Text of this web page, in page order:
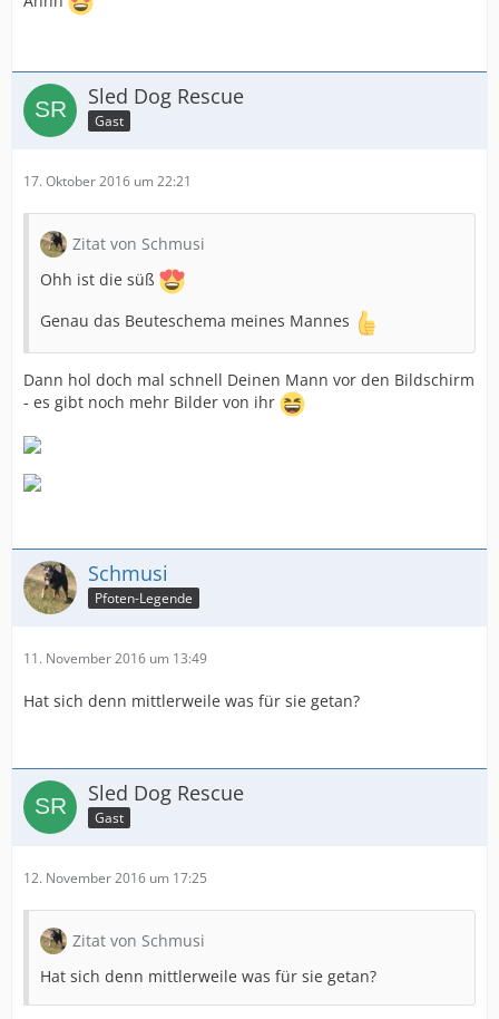
Sled Dog Rescue
Gast
17. Oktober 2016 um 22:21
Zitat von Schmusi
Ohh ist die süß
Genau das Beuteschema meines Mannes
Dann hol doch mal schnell Deinen Mann vor den Bildschirm
- es gibt noch mehr Bilder von ihr
Schmusi
Pfoten-Legende
11. November 2016 um 13:49
Hat sich denn mittlerweile was für sie getan?
Sled Dog Rescue
Gast
12. November 2016 um 17:25
Zitat von Schmusi
Hat sich denn mittlerweile was für sie getan?